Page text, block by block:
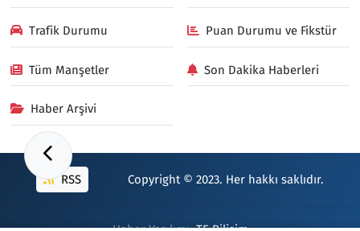
Trafik Durumu Puan Durumu ve Fikstür
Tüm Manşetler Son Dakika Haberleri
Haber Arşivi
RSS Copyright © 2023. Her hakkı saklıdır.